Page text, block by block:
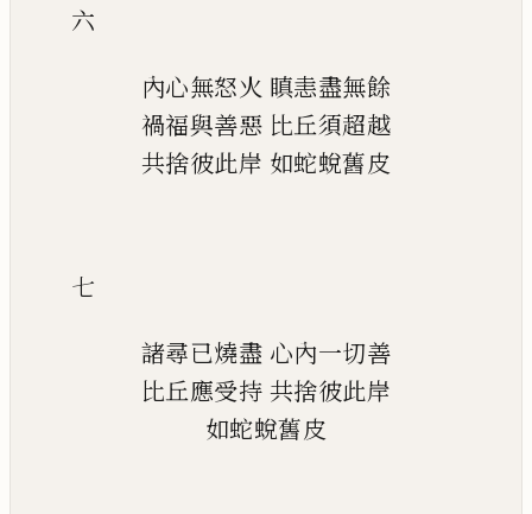
六
內心無怒火 瞋恚盡無餘
禍福與善惡 比丘須超越
共捨彼此岸 如蛇蛻舊皮
七
諸尋已燒盡 心內一切善
比丘應受持 共捨彼此岸
如蛇蛻舊皮